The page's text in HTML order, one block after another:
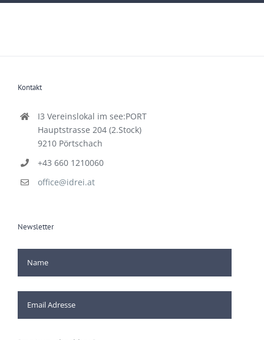
Kontakt
I3 Vereinslokal im see:PORT
Hauptstrasse 204 (2.Stock)
9210 Pörtschach
+43 660 1210060
office@idrei.at
Newsletter